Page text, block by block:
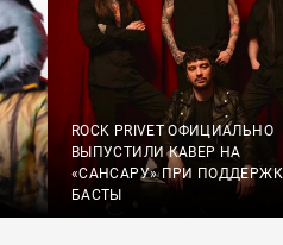
ROCK PRIVET ОФИЦИАЛЬНО
ВЫПУСТИЛИ КАВЕР НА
«САНСАРУ» ПРИ
БАСТЫ